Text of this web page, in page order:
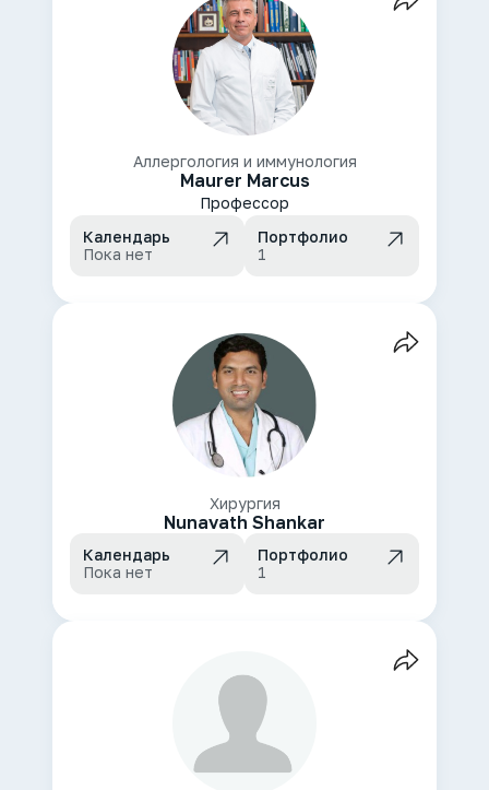
Аллергология и иммунология
Maurer Marcus
Профессор
Календарь
Пока нет
Портфолио
1
Хирургия
Nunavath Shankar
Календарь
Пока нет
Портфолио
1